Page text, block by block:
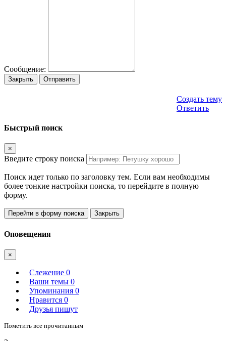
Сообщение:
Закрыть Отправить
Создать тему
Ответить
Быстрый поиск
×
Введите строку поиска
Поиск идет только по заголовку тем. Если вам необходимы
более тонкие настройки поиска, то перейдите в полную
форму.
Перейти в форму поиска Закрыть
Оповещения
×
Слежение 0
Ваши темы 0
Упоминания 0
Нравится 0
Друзья пишут
Пометить все прочитанным